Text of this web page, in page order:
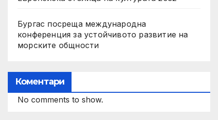
Бургас посреща международна
конференция за устойчивото развитие на
морските общности
Коментари
No comments to show.